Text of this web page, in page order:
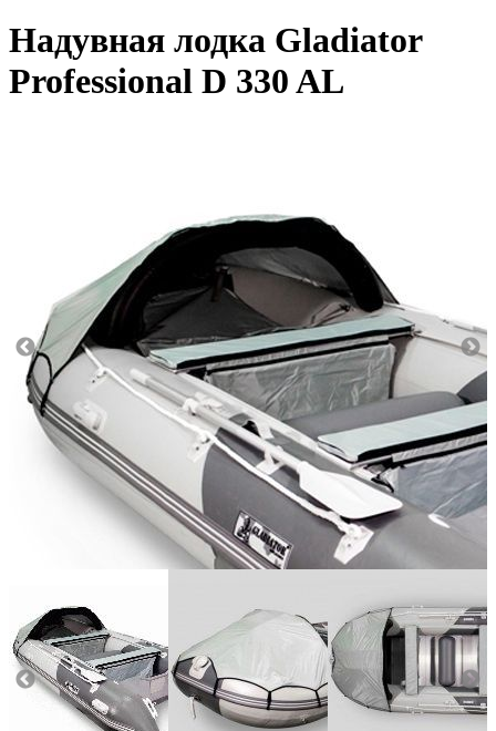
Надувная лодка Gladiator
Professional D 330 AL